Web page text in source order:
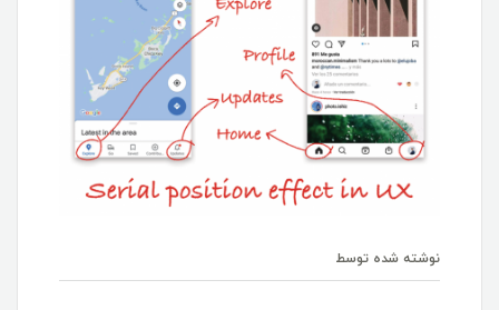
نوشته شده توسط